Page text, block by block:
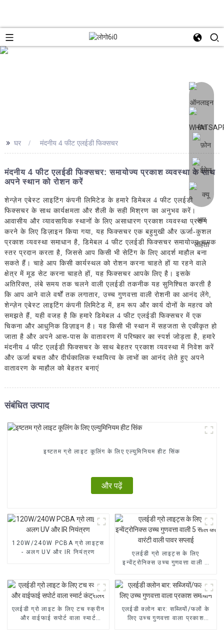
>> घर मंदनीय 4 फीट एलईडी फिक्सचर
मंदनीय 4 फीट एलईडी फिक्सचर: समायोज्य प्रकाश व्यवस्था के साथ
अपने स्थान को रोशन करें
शेन्ज़ेन एबेस्ट लाइटिंग कंपनी लिमिटेड के हमारे डिमेबल 4 फीट एलईडी
फिक्सचर के साथ कार्यक्षमता और शैली के सही मिश्रण का अनुभव करें।
आवासीय और व्यावसायिक स्थानों के लिए असाधारण प्रकाश व्यवस्था प्रदान
करने के लिए डिज़ाइन किया गया, यह फिक्सचर एक बहुमुखी और ऊर्जा-कुशल
प्रकाश व्यवस्था समाधान है, डिमेबल 4 फीट एलईडी फिक्सचर समायोज्य चमक
स्तर प्रदान करता है, जिससे आप किसी भी सेटिंग के लिए आदर्श माहौल बना
सकते हैं। चाहे आप किसी कार्यस्थल को रोशन करना चाहते हों या रहने वाले
क्षेत्र में मूड सेट करना चाहते हों, यह फिक्सचर आपके लिए है। इसके
अतिरिक्त, लंबे समय तक चलने वाली एलईडी तकनीक यह सुनिश्चित करती है
कि आप आने वाले वर्षों तक लगातार, उच्च गुणवत्ता वाली रोशनी का आनंद लेंगे,
शेन्ज़ेन एबेस्ट लाइटिंग कंपनी लिमिटेड में, हम रूप और कार्य दोनों के महत्व को
समझते हैं, यही वजह है कि हमारे डिमेबल 4 फीट एलईडी फिक्सचर में एक
चिकना और आधुनिक डिज़ाइन है। यह किसी भी स्थान में सहजता से एकीकृत हो
जाता है और अपने आस-पास के वातावरण में परिष्कार का स्पर्श जोड़ता है, हमारे
मंदनीय 4 फीट एलईडी फिक्सचर के साथ बेहतर प्रकाश व्यवस्था में निवेश करें
और ऊर्जा बचत और दीर्घकालिक स्थायित्व के लाभों का आनंद लेते हुए अपने
वातावरण के माहौल को बेहतर बनाएं
संबंधित उत्पाद
इष्टतम ग्रो लाइट कूलिंग के लिए एल्युमिनियम हीट सिंक
और पढ़ें
120W/240W PCBA ग्रो लाइट्स
- अलग UV और IR नियंत्रण
एलईडी ग्रो लाइट्स के लिए
इन्वेंट्रोनिक्स उच्च गुणवत्ता वाली 5
एलईडी ग्रो लाइट के लिए टच स्क्रीन
और वाईफाई सपोर्ट वाला स्मार्ट
एलईडी क्लोन बार: सब्जियों/फलों के
लिए उच्च गुणवत्ता वाला प्रकाश